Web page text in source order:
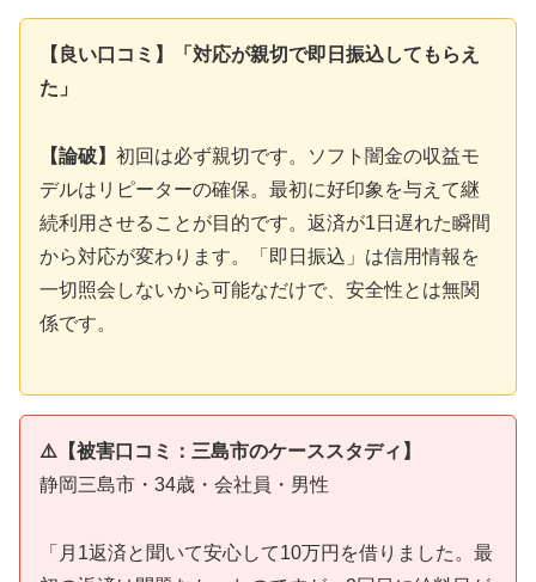
【良い口コミ】「対応が親切で即日振込してもらえ
た」
【論破】 初回は必ず親切です。ソフト闇金の収益モ
デルはリピーターの確保。最初に好印象を与えて継
続利用させることが目的です。返済が1日遅れた瞬間
から対応が変わります。「即日振込」は信用情報を
一切照会しないから可能なだけで、安全性とは無関
係です。
⚠️【被害口コミ：三島市のケーススタディ】
静岡三島市・34歳・会社員・男性
「月1返済と聞いて安心して10万円を借りました。最